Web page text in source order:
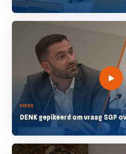
VIDEO
DENK gepikeerd om vraag SGP